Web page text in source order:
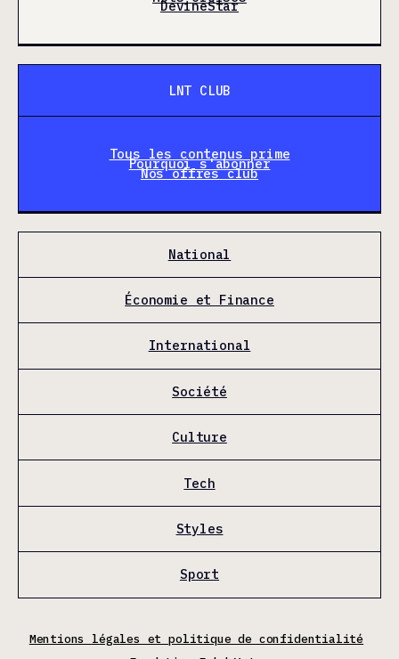
DevineStar
LNT CLUB
Tous les contenus prime
Pourquoi s'abonner
Nos offres club
National
Économie et Finance
International
Société
Culture
Tech
Styles
Sport
Mentions légales et politique de confidentialité